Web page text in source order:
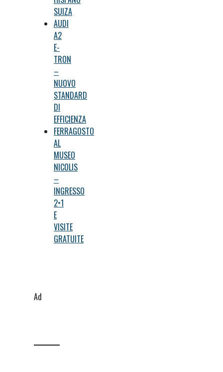
SUIZA
AUDI
A2
E-
TRON
–
NUOVO
STANDARD
DI
EFFICIENZA
FERRAGOSTO
AL
MUSEO
NICOLIS
–
INGRESSO
2×1
E
VISITE
GRATUITE
Ad